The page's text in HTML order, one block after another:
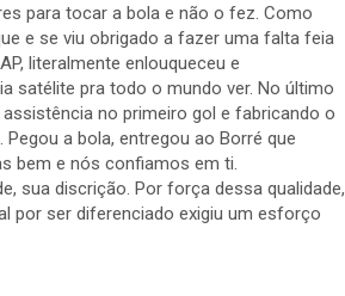
para tocar a bola e não o fez. Como
e se viu obrigado a fazer uma falta feia
literalmente enlouqueceu e
satélite pra todo o mundo ver. No último
no primeiro gol e fabricando o
a bola, entregou ao Borré que
bem e nós confiamos em ti.
sua discrição. Por força dessa qualidade,
por ser diferenciado exigiu um esforço